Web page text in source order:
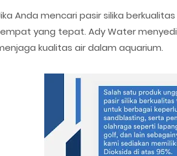
Anda mencari pasir silika
yang tepat. Ady Water
kualitas air dalam aquarium.